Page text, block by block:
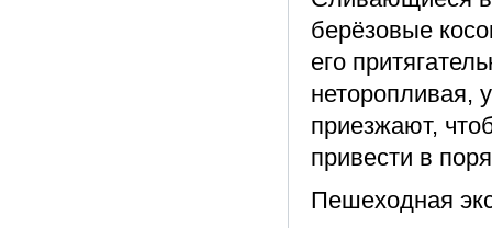
берёзовые
его
приезжают,
привести в
Пешеходная